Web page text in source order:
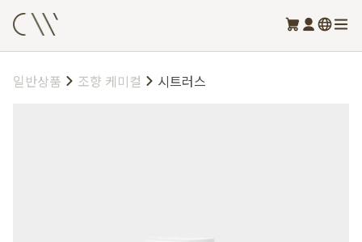
일반상품 조향 케미컬 시트러스